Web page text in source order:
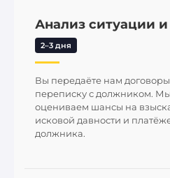
Анализ ситуации
2–3 дня
Вы передаёте нам
переписку с должником.
оцениваем шансы на
исковой давности и
должника.